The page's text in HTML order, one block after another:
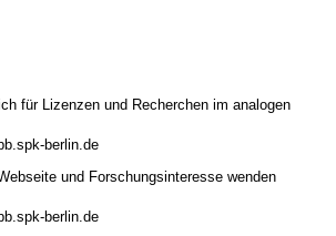
für Lizenzen und Recherchen im analogen
berlin.de
und Forschungsinteresse wenden
berlin.de